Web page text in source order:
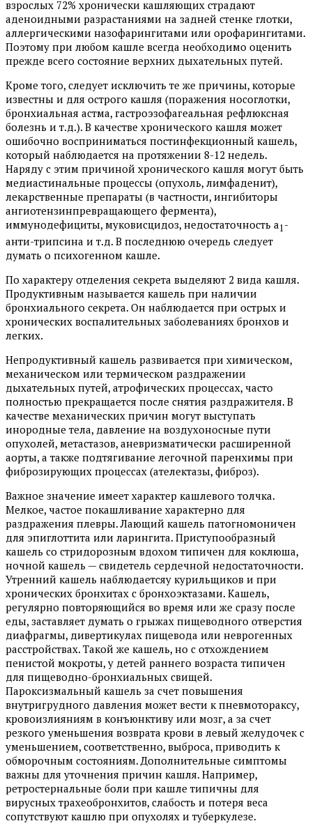
взрослых 72% хронически кашляющих страдают
аденоидными разрастаниями на задней стенке глотки,
аллергическими назофарингитами или орофарингитами.
Поэтому при любом кашле всегда необходимо оценить
прежде всего состояние верхних дыхательных путей.
Кроме того, следует исключить те же причины, которые
известны и для острого кашля (поражения носоглотки,
бронхиальная астма, гастроэзофагеальная рефлюксная
болезнь и т.д.). В качестве хронического кашля может
ошибочно восприниматься постинфекционный кашель,
который наблюдается на протяжении 8-12 недель.
Наряду с этим причиной хронического кашля могут быть
медиастинальные процессы (опухоль, лимфаденит),
лекарственные препараты (в частности, ингибиторы
ангиотензинпревращающего фермента),
иммунодефициты, муковисцидоз, недостаточность a1-
анти-трипсина и т.д. В последнюю очередь следует
думать о психогенном кашле.
По характеру отделения секрета выделяют 2 вида кашля.
Продуктивным называется кашель при наличии
бронхиального секрета. Он наблюдается при острых и
хронических воспалительных заболеваниях бронхов и
легких.
Непродуктивный кашель развивается при химическом,
механическом или термическом раздражении
дыхательных путей, атрофических процессах, часто
полностью прекращается после снятия раздражителя. В
качестве механических причин могут выступать
инородные тела, давление на воздухоносные пути
опухолей, метастазов, аневризматически расширенной
аорты, а также подтягивание легочной паренхимы при
фиброзирующих процессах (ателектазы, фиброз).
Важное значение имеет характер кашлевого толчка.
Мелкое, частое покашливание характерно для
раздражения плевры. Лающий кашель патогномоничен
для эпиглоттита или ларингита. Приступообразный
кашель со стридорозным вдохом типичен для коклюша,
ночной кашель — свидетель сердечной недостаточности.
Утренний кашель наблюдаетсяу курильщиков и при
хронических бронхитах с бронхоэктазами. Кашель,
регулярно повторяющийся во время или же сразу после
еды, заставляет думать о грыжах пищеводного отверстия
диафрагмы, дивертикулах пищевода или неврогенных
расстройствах. Такой же кашель, но с отхождением
пенистой мокроты, у детей раннего возраста типичен
для пищеводно-бронхиальных свищей.
Пароксизмальный кашель за счет повышения
внутригрудного давления может вести к пневмотораксу,
кровоизлияниям в конъюнктиву или мозг, а за счет
резкого уменьшения возврата крови в левый желудочек с
уменьшением, соответственно, выброса, приводить к
обморочным состояниям. Дополнительные симптомы
важны для уточнения причин кашля. Например,
ретростернальные боли при кашле типичны для
вирусных трахеобронхитов, слабость и потеря веса
сопутствуют кашлю при опухолях и туберкулезе.